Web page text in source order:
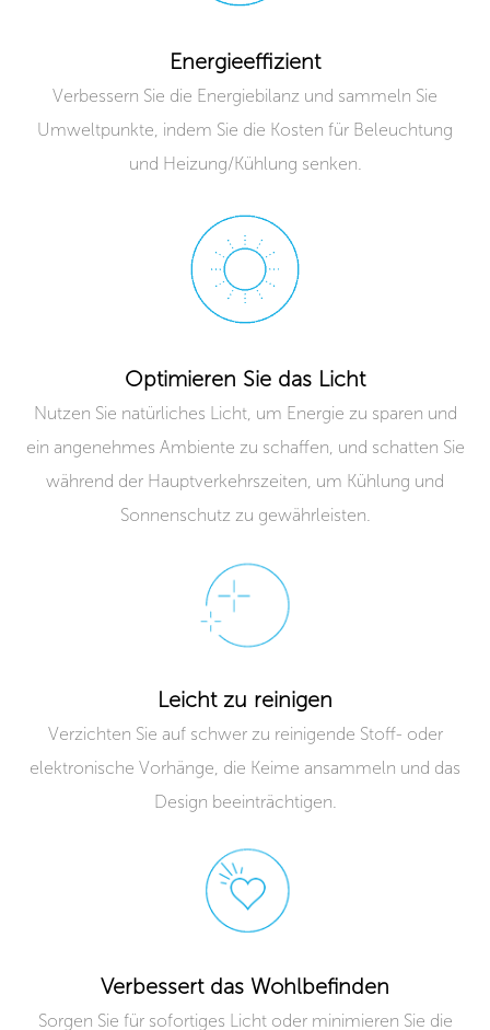
Energieeffizient
Verbessern Sie die Energiebilanz und sammeln Sie
Umweltpunkte, indem Sie die Kosten für Beleuchtung
und Heizung/Kühlung senken.
Optimieren Sie das Licht
Nutzen Sie natürliches Licht, um Energie zu sparen und
ein angenehmes Ambiente zu schaffen, und schatten Sie
während der Hauptverkehrszeiten, um Kühlung und
Sonnenschutz zu gewährleisten.
Leicht zu reinigen
Verzichten Sie auf schwer zu reinigende Stoff- oder
elektronische Vorhänge, die Keime ansammeln und das
Design beeinträchtigen.
Verbessert das Wohlbefinden
Sorgen Sie für sofortiges Licht oder minimieren Sie die